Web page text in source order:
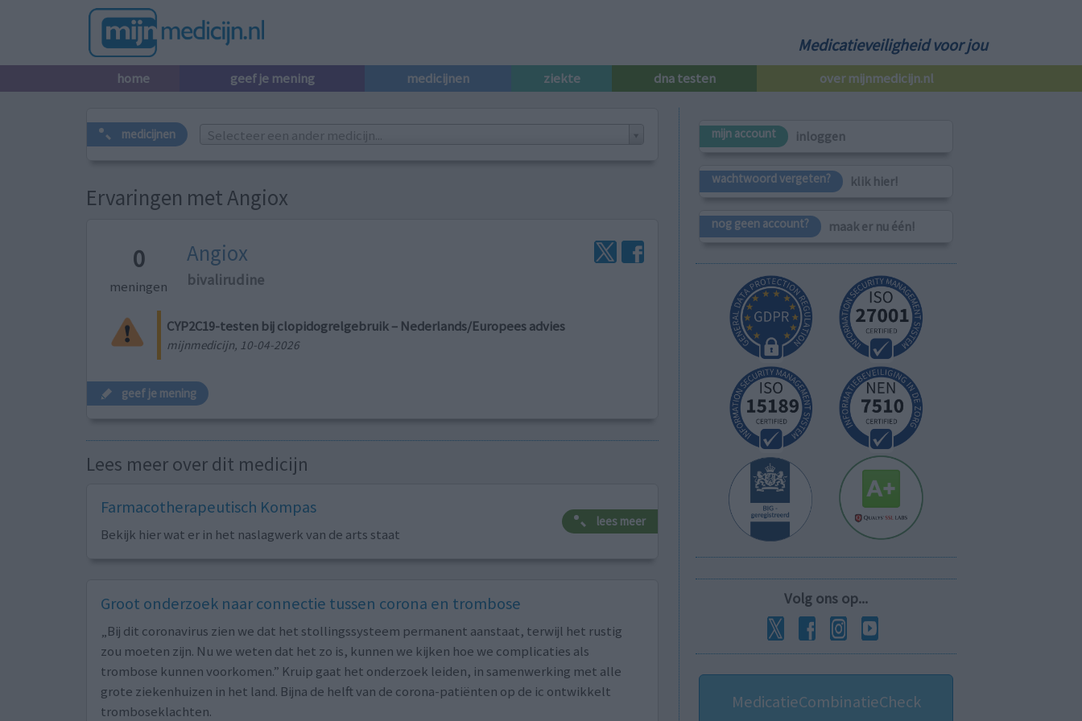
Medicatieveiligheid voor jou
home geef je mening medicijnen ziekte dna testen over mijnmedicijn.nl
medicijnen Selecteer een ander medicijn...
Ervaringen met Angiox
0
meningen
Angiox
bivalirudine
CYP2C19-testen bij clopidogrelgebruik – Nederlands/Europees advies
mijnmedicijn, 10-04-2026
geef je mening
Lees meer over dit medicijn
Farmacotherapeutisch Kompas
Bekijk hier wat er in het naslagwerk van de arts staat
lees meer
Groot onderzoek naar connectie tussen corona en trombose
„Bij dit coronavirus zien we dat het stollingssysteem permanent aanstaat, terwijl het rustig
zou moeten zijn. Nu we weten dat het zo is, kunnen we kijken hoe we complicaties als
trombose kunnen voorkomen.” Kruip gaat het onderzoek leiden, in samenwerking met alle
grote ziekenhuizen in het land. Bijna de helft van de corona-patiënten op de ic ontwikkelt
tromboseklachten.
mijn account inloggen
wachtwoord vergeten? klik hier!
nog geen account? maak er nu één!
Volg ons op...
MedicatieCombinatieCheck